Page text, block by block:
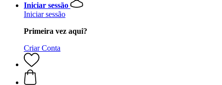
Iniciar sessão
Iniciar sessão
Primeira vez aqui?
Criar Conta